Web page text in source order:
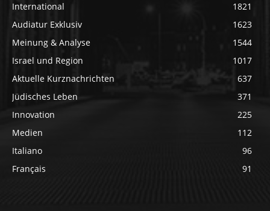
International
1821
Audiatur Exklusiv
1623
Meinung & Analyse
1544
Israel und Region
1017
Aktuelle Kurznachrichten
637
Jüdisches Leben
371
Innovation
225
Medien
112
Italiano
96
Français
91